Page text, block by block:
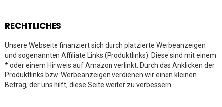
RECHTLICHES
Unsere Webseite finanziert sich durch platzierte Werbeanzeigen
und sogenannten Affiliate Links (Produktlinks). Diese sind mit einem
* oder einem Hinweis auf Amazon verlinkt. Durch das Anklicken der
Produktlinks bzw. Werbeanzeigen verdienen wir einen kleinen
Betrag, der uns hilft, diese Seite weiter zu verbessern.